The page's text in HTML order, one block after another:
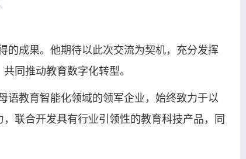
的成果。他期待以此次交流为契机，充分发挥
同推动教育数字化转型。
语教育智能化领域的领军企业，始终致力于以
联合开发具有行业引领性的教育科技产品，同